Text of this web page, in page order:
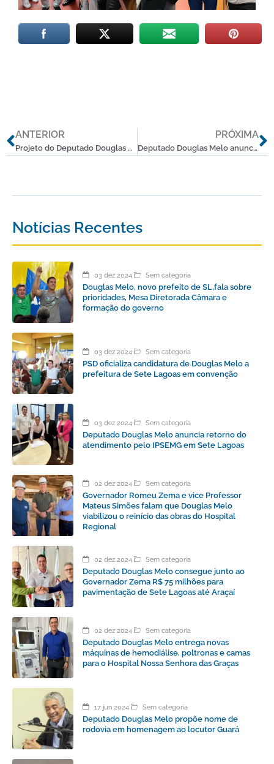
Anterior
ANTERIOR
Projeto do Deputado Douglas Melo que cria botão do pânico nas escolas é aprovado em 1 turno na Assembleia Legislativa
PRÓXIMA
Deputado Douglas Melo anuncia Samu Regional para 35 cidades
Notícias Recentes
03 dez 2024 Sem categoria
Douglas Melo, novo prefeito de SL,fala sobre
prioridades, Mesa Diretorada Câmara e
formação do governo
03 dez 2024 Sem categoria
PSD oficializa candidatura de Douglas Melo a
prefeitura de Sete Lagoas em convenção
03 dez 2024 Sem categoria
Deputado Douglas Melo anuncia retorno do
atendimento pelo IPSEMG em Sete Lagoas
02 dez 2024 Sem categoria
Governador Romeu Zema e vice Professor
Mateus Simões falam que Douglas Melo
viabilizou o reinício das obras do Hospital
Regional
02 dez 2024 Sem categoria
Deputado Douglas Melo consegue junto ao
Governador Zema R$ 75 milhões para
pavimentação de Sete Lagoas até Araçaí
02 dez 2024 Sem categoria
Deputado Douglas Melo entrega novas
máquinas de hemodiálise, poltronas e camas
para o Hospital Nossa Senhora das Graças
17 jun 2024 Sem categoria
Deputado Douglas Melo propõe nome de
rodovia em homenagem ao locutor Guará